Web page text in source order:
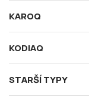
KAROQ
KODIAQ
STARŠÍ TYPY